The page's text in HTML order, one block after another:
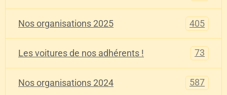
Nos organisations 2025 405
Les voitures de nos adhérents ! 73
Nos organisations 2024 587